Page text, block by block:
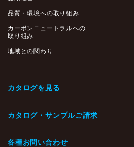
品質・環境への取り組み
カーボンニュートラルへの
取り組み
地域との関わり
カタログを見る
カタログ・サンプルご請求
各種お問い合わせ